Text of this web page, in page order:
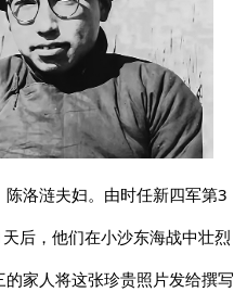
洛涟夫妇。由时任新四军第3
后，他们在小沙东海战中壮烈
家人将这张珍贵照片发给撰写